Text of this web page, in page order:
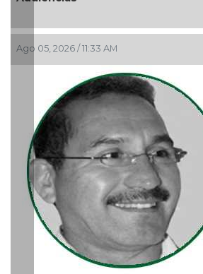
La devoción protege la
reprimir el amor a Dios
Ago 04, 2026 / 9:32 AM